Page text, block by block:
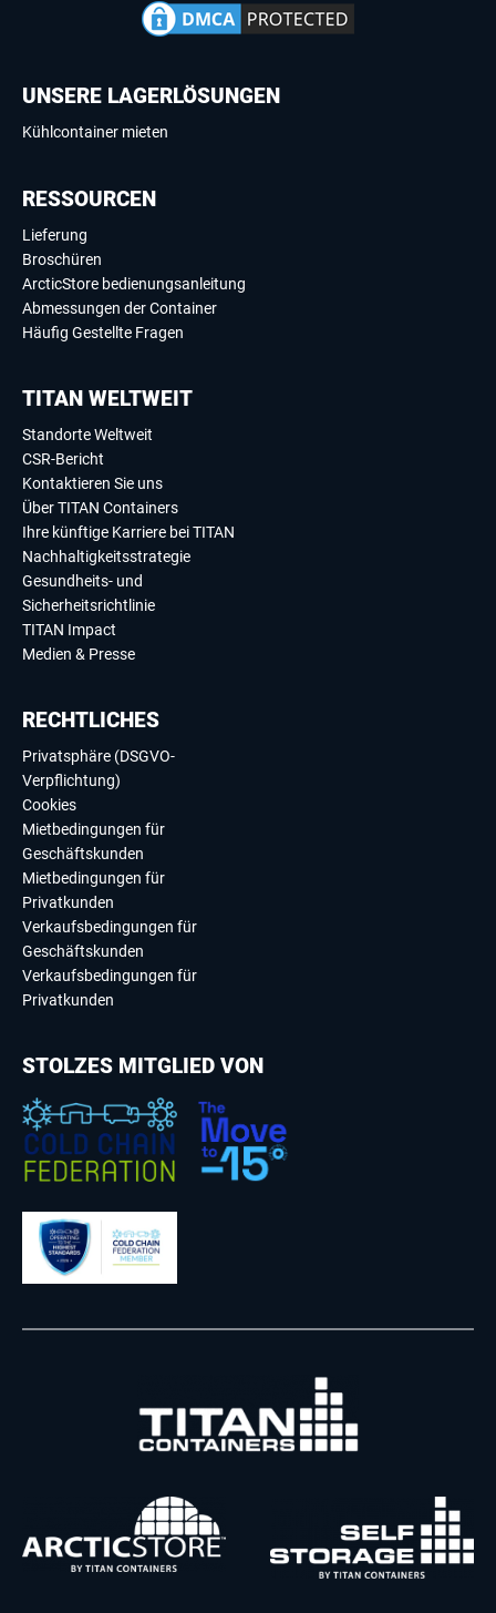
UNSERE LAGERLÖSUNGEN
Kühlcontainer mieten
RESSOURCEN
Lieferung
Broschüren
ArcticStore bedienungsanleitung
Abmessungen der Container
Häufig Gestellte Fragen
TITAN WELTWEIT
Standorte Weltweit
CSR-Bericht
Kontaktieren Sie uns
Über TITAN Containers
Ihre künftige Karriere bei TITAN
Nachhaltigkeitsstrategie
Gesundheits- und
Sicherheitsrichtlinie
TITAN Impact
Medien & Presse
RECHTLICHES
Privatsphäre (DSGVO-
Verpflichtung)
Cookies
Mietbedingungen für
Geschäftskunden
Mietbedingungen für
Privatkunden
Verkaufsbedingungen für
Geschäftskunden
Verkaufsbedingungen für
Privatkunden
STOLZES MITGLIED VON